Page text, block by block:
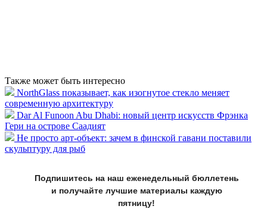
Также может быть интересно
NorthGlass показывает, как изогнутое стекло меняет
современную архитектуру
Dar Al Funoon Abu Dhabi: новый центр искусств Фрэнка
Гери на острове Саадият
Не просто арт-объект: зачем в финской гавани поставили
скульптуру для рыб
Подпишитесь на наш еженедельный бюллетень
и получайте лучшие материалы каждую
пятницу!